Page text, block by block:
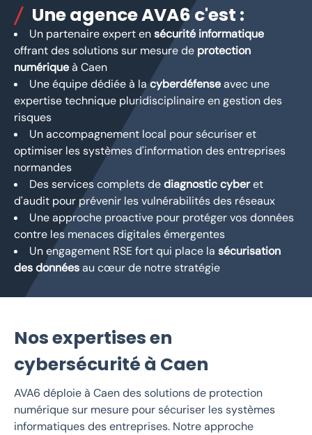
Une agence AVA6 c'est :
Un partenaire expert ensécurité informatique
offrant des solutions sur mesure de protection
numériqueà Caen
Une équipe dédiée à lacyberdéfenseavec une
expertise technique pluridisciplinaire en gestion des
risques
Un accompagnement local pour sécuriser et
optimiser les systèmes d'information des entreprises
normandes
Des services complets dediagnostic cyberet
d'audit pour prévenir les vulnérabilités des réseaux
Une approche proactive pour protéger vos données
contre les menaces digitales émergentes
Un engagement RSE fort qui place la sécurisation
des donnéesau cœur de notre stratégie
Nos expertises en
cybersécurité à Caen
AVA6 déploie à Caen des solutions de protection
numérique sur mesure pour sécuriser les systèmes
informatiques des entreprises. Notre approche